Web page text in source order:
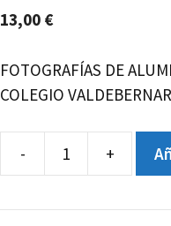
13,00 €
FOTOGRAFÍAS DE
COLEGIO
- +